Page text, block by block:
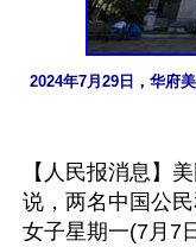
2024年7月29日，华府
【人民报消息】
说，两名中国公
女子星期一(7月7